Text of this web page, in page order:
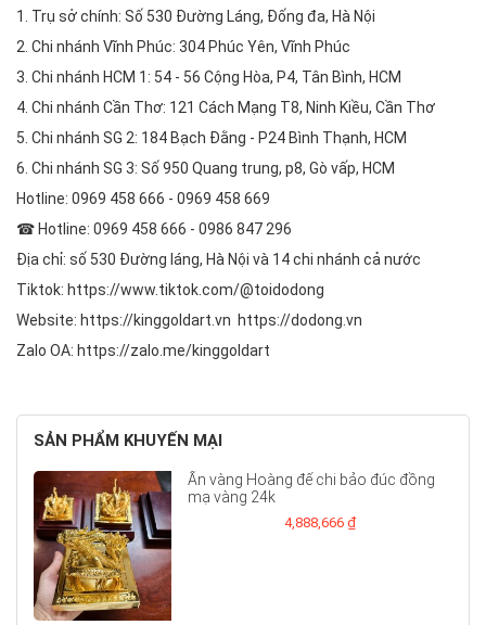
1. Trụ sở chính: Số 530 Đường Láng, Đống đa, Hà Nội
2. Chi nhánh Vĩnh Phúc: 304 Phúc Yên, Vĩnh Phúc
3. Chi nhánh HCM 1: 54 - 56 Cộng Hòa, P4, Tân Bình, HCM
4. Chi nhánh Cần Thơ: 121 Cách Mạng T8, Ninh Kiều, Cần Thơ
5. Chi nhánh SG 2: 184 Bạch Đằng - P24 Bình Thạnh, HCM
6. Chi nhánh SG 3: Số 950 Quang trung, p8, Gò vấp, HCM
Hotline: 0969 458 666 - 0969 458 669
☎ Hotline: 0969 458 666 - 0986 847 296
Địa chỉ: số 530 Đường láng, Hà Nội và 14 chi nhánh cả nước
Tiktok: https://www.tiktok.com/@toidodong
Website: https://kinggoldart.vn https://dodong.vn
Zalo OA: https://zalo.me/kinggoldart
SẢN PHẨM KHUYẾN MẠI
Ấn vàng Hoàng đế chi bảo đúc đồng
mạ vàng 24k
4,888,666 ₫